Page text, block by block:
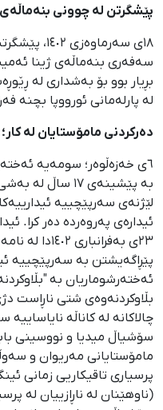
پێشگرتن لە چوونی بنەماڵەی
١٨ی
سەفەری بنەماڵەی ژینا
بڕیار بوو بۆ بەشداری لە
لە پارلەمانی ئورووپا بچنە
دەرکردنی مامۆستایان لە کار؛
٦ی خەزەڵوەر؛ سومەیە
بە پێشینەی ١٧
لێژنەی سەرپێچییە
ئیدارەی پەروەردە دەر کرا.
٢٣ی
پێڕاگەیشتن بە سەرپێچییە
ئەختەرشوماریان بە
بڵاوکردنەوەی شتی ناڕاست
چالاکانە لە کاناڵە
سۆشیاڵ میدیا و نووسینی
مامۆستایانی مەریوان و
پرسیاری تاقیکاریی زمانی
(ناوهێنان لە ناڕازییان لە